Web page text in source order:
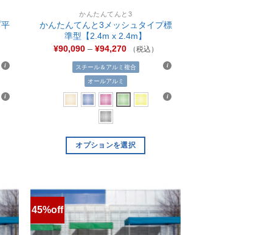
かんたんてんと3
かんたんてんと3メッシュタイプ標
準型【2.4m x 2.4m】
¥90,090– ¥94,270 （税込）
スチール＆アルミ複合
オールアルミ
オプションを選択
気
に
45%off
お気
りに